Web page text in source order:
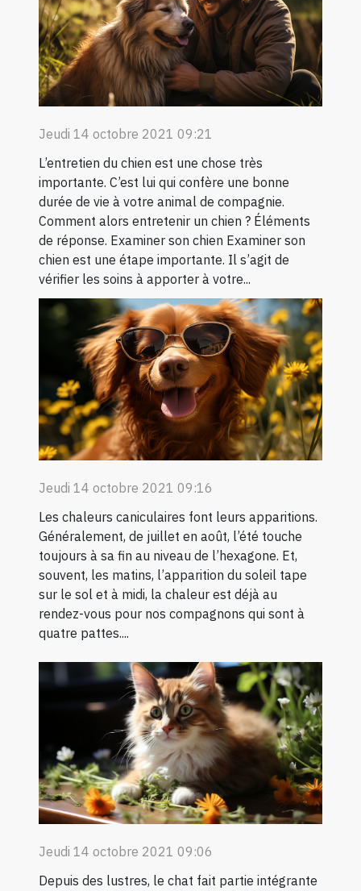
Jeudi 14 octobre 2021 09:21
L’entretien du chien est une chose très
importante. C’est lui qui confère une bonne
durée de vie à votre animal de compagnie.
Comment alors entretenir un chien ? Éléments
de réponse. Examiner son chien Examiner son
chien est une étape importante. Il s’agit de
vérifier les soins à apporter à votre...
Jeudi 14 octobre 2021 09:16
Les chaleurs caniculaires font leurs apparitions.
Généralement, de juillet en août, l’été touche
toujours à sa fin au niveau de l’hexagone. Et,
souvent, les matins, l’apparition du soleil tape
sur le sol et à midi, la chaleur est déjà au
rendez-vous pour nos compagnons qui sont à
quatre pattes....
Jeudi 14 octobre 2021 09:06
Depuis des lustres, le chat fait partie intégrante